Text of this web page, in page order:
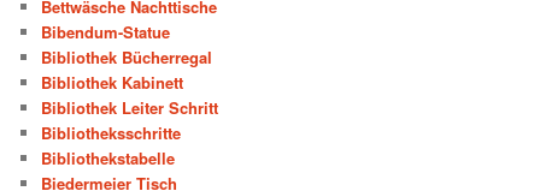
Bettwäsche Nachttische
Bibendum-Statue
Bibliothek Bücherregal
Bibliothek Kabinett
Bibliothek Leiter Schritt
Bibliotheksschritte
Bibliothekstabelle
Biedermeier Tisch